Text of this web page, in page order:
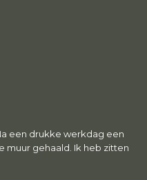
een drukke werkdag een
muur gehaald. Ik heb zitten